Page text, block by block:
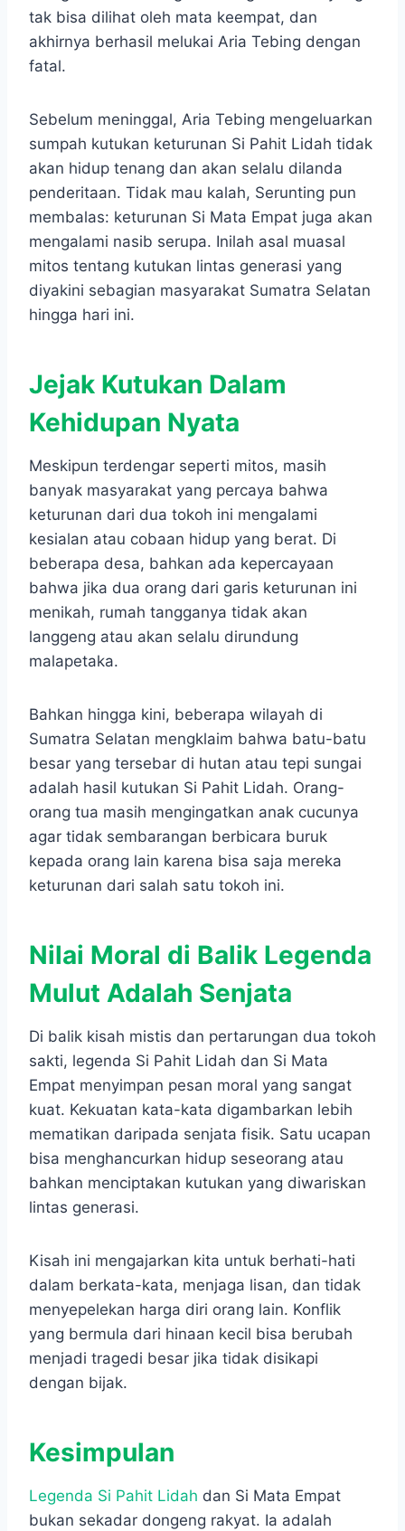
tak bisa dilihat oleh mata keempat, dan
akhirnya berhasil melukai Aria Tebing dengan
fatal.
Sebelum meninggal, Aria Tebing mengeluarkan
sumpah kutukan keturunan Si Pahit Lidah tidak
akan hidup tenang dan akan selalu dilanda
penderitaan. Tidak mau kalah, Serunting pun
membalas: keturunan Si Mata Empat juga akan
mengalami nasib serupa. Inilah asal muasal
mitos tentang kutukan lintas generasi yang
diyakini sebagian masyarakat Sumatra Selatan
hingga hari ini.
Jejak Kutukan Dalam
Kehidupan Nyata
Meskipun terdengar seperti mitos, masih
banyak masyarakat yang percaya bahwa
keturunan dari dua tokoh ini mengalami
kesialan atau cobaan hidup yang berat. Di
beberapa desa, bahkan ada kepercayaan
bahwa jika dua orang dari garis keturunan ini
menikah, rumah tangganya tidak akan
langgeng atau akan selalu dirundung
malapetaka.
Bahkan hingga kini, beberapa wilayah di
Sumatra Selatan mengklaim bahwa batu-batu
besar yang tersebar di hutan atau tepi sungai
adalah hasil kutukan Si Pahit Lidah. Orang-
orang tua masih mengingatkan anak cucunya
agar tidak sembarangan berbicara buruk
kepada orang lain karena bisa saja mereka
keturunan dari salah satu tokoh ini.
Nilai Moral di Balik Legenda
Mulut Adalah Senjata
Di balik kisah mistis dan pertarungan dua tokoh
sakti, legenda Si Pahit Lidah dan Si Mata
Empat menyimpan pesan moral yang sangat
kuat. Kekuatan kata-kata digambarkan lebih
mematikan daripada senjata fisik. Satu ucapan
bisa menghancurkan hidup seseorang atau
bahkan menciptakan kutukan yang diwariskan
lintas generasi.
Kisah ini mengajarkan kita untuk berhati-hati
dalam berkata-kata, menjaga lisan, dan tidak
menyepelekan harga diri orang lain. Konflik
yang bermula dari hinaan kecil bisa berubah
menjadi tragedi besar jika tidak disikapi
dengan bijak.
Kesimpulan
Legenda Si Pahit Lidah dan Si Mata Empat
bukan sekadar dongeng rakyat. Ia adalah